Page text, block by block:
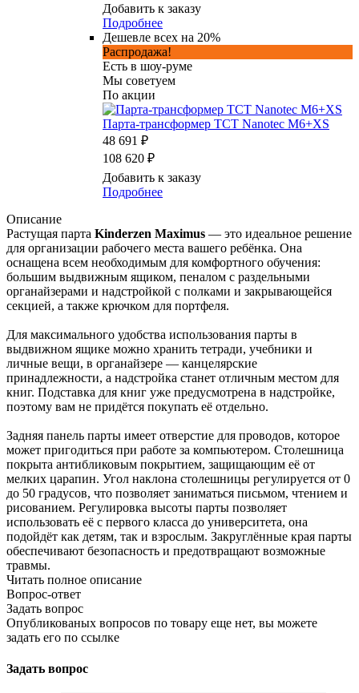
Добавить к заказу
Подробнее
Дешевле всех на 20%
Распродажа!
Есть в шоу-руме
Мы советуем
По акции
Парта-трансформер TCT Nanotec M6+XS
48 691 ₽
108 620 ₽
Добавить к заказу
Подробнее
Описание
Растущая парта Kinderzen Maximus — это идеальное решение
для организации рабочего места вашего ребёнка. Она
оснащена всем необходимым для комфортного обучения:
большим выдвижным ящиком, пеналом с раздельными
органайзерами и надстройкой с полками и закрывающейся
секцией, а также крючком для портфеля.
Для максимального удобства использования парты в
выдвижном ящике можно хранить тетради, учебники и
личные вещи, в органайзере — канцелярские
принадлежности, а надстройка станет отличным местом для
книг. Подставка для книг уже предусмотрена в надстройке,
поэтому вам не придётся покупать её отдельно.
Задняя панель парты имеет отверстие для проводов, которое
может пригодиться при работе за компьютером. Столешница
покрыта антибликовым покрытием, защищающим её от
мелких царапин. Угол наклона столешницы регулируется от 0
до 50 градусов, что позволяет заниматься письмом, чтением и
рисованием. Регулировка высоты парты позволяет
использовать её с первого класса до университета, она
подойдёт как детям, так и взрослым. Закруглённые края парты
обеспечивают безопасность и предотвращают возможные
травмы.
Читать полное описание
Вопрос-ответ
Задать вопрос
Опубликованых вопросов по товару еще нет, вы можете
задать его по ссылке
Задать вопрос